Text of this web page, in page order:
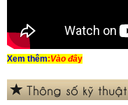
Xem thêm:Vào đây
Thông số kỹ thuật